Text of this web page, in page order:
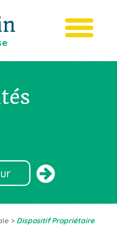
> Dispositif Propriétaire